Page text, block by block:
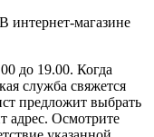
интернет-магазине
до 19.00. Когда
служба свяжется
предложит выбрать
адрес. Осмотрите